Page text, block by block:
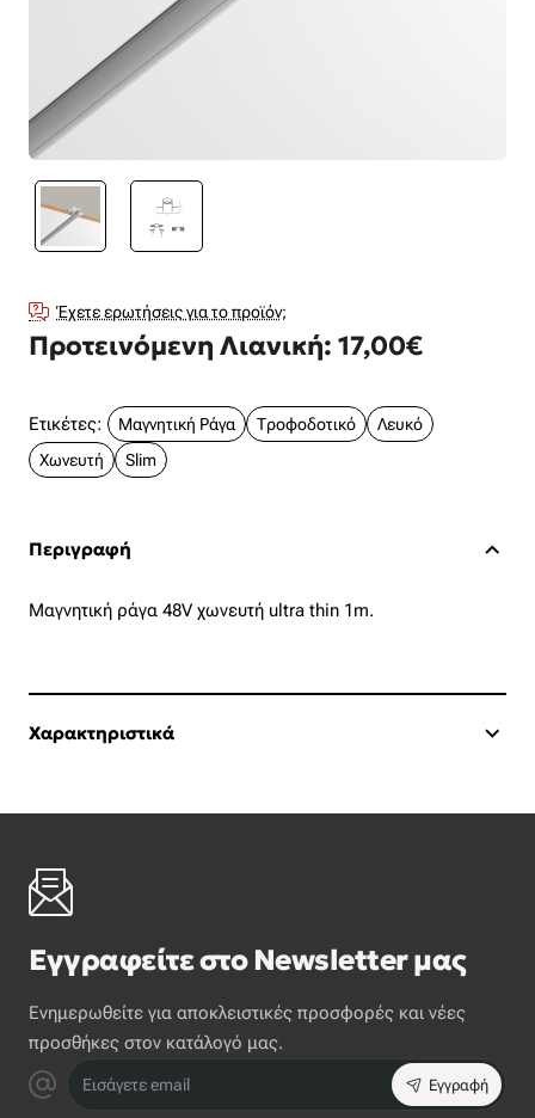
Έχετε ερωτήσεις για το προϊόν;
Προτεινόμενη Λιανική: 17,00€
Ετικέτες: Μαγνητική Ράγα Τροφοδοτικό
Λευκό
Χωνευτή
Slim
Περιγραφή
Μαγνητική ράγα 48V χωνευτή ultra thin 1m.
Χαρακτηριστικά
Εγγραφείτε στο Newsletter μας
Ενημερωθείτε για αποκλειστικές προσφορές και νέες
προσθήκες στον κατάλογό μας.
email
Εγγραφή